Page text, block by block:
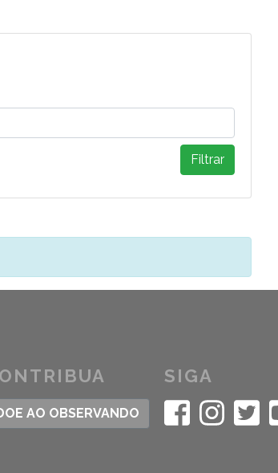
Filtrar
AO OBSERVANDO
SIGA